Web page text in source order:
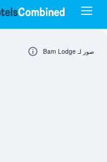
صور لـ Barn Lodge